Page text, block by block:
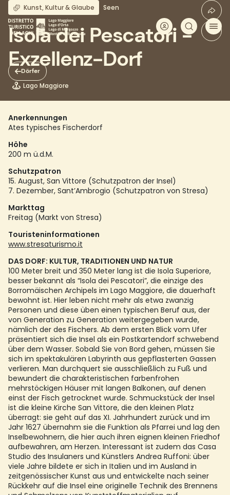
Direkt
zum
Inhalt
Dörfer
Kunst, Kultur & Glaube Seen
Isola dei Pescatori -
Exzellenz-Dorf
Lago Maggiore
Anerkennungen
Ates typisches Fischerdorf
Höhe
200 m ü.d.M.
Schutzpatron
15. August, San Vittore (Schutzpatron der Insel)
7. Dezember, Sant’Ambrogio (Schutzpatron von Stresa)
Markttag
Freitag (Markt von Stresa)
Touristeninformationen
www.stresaturismo.it
DAS DORF: KULTUR, TRADITIONEN UND NATUR
100 Meter breit und 350 Meter lang ist die Isola Superiore,
besser bekannt als “Isola dei Pescatori”, die einzige des
Borromäischen Archipels im Lago Maggiore, die dauerhaft
bewohnt ist. Hier leben nicht mehr als etwa zwanzig
Personen und diese üben einen typischen Beruf aus, der
von Generation zu Generation weitergegeben wurde,
nämlich der des Fischers. Ab dem ersten Blick vom Ufer
präsentiert sich die Insel als ein Postkartendorf schwebend
über dem Wasser. Sobald Sie von Bord gehen, müssen Sie
sich im spektakulären Labyrinth aus gepflasterten Gassen
verlieren. Man durchquert sie ausschließlich zu Fuß und
bewundert die charakteristischen farbenfrohen
mehrstöckigen Häuser mit langen Balkonen, auf denen
einst der Fisch getrocknet wurde. Schmuckstück der Insel
ist die kleine Kirche San Vittore, die den kleinen Platz
überragt: sie geht auf das XI. Jahrhundert zurück und im
Jahr 1627 übernahm sie die Funktion als Pfarrei und lag den
Inselbewohnern, die hier auch ihren eignen kleinen Friedhof
aufbewahren, am Herzen. Interessant ist zudem das Casa
Studio des Insulaners und Künstlers Andrea Ruffoni: über
viele Jahre bildete er sich in Italien und im Ausland in
zeitgenössischer Kunst aus und entwickelte nach seiner
Rückkehr auf die Insel eine originelle Technik des Brennens